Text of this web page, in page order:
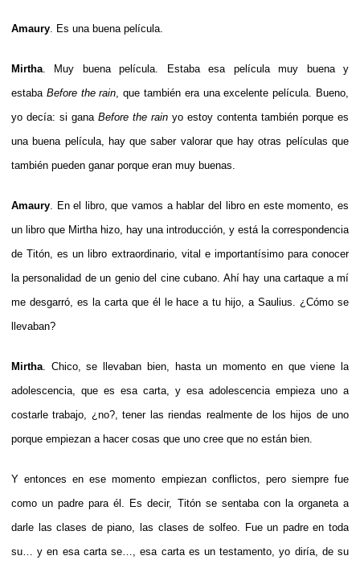
Amaury . Es una buena película.
Mirtha . Muy buena película. Estaba esa película muy buena y
estaba Before the rain , que también era una excelente película. Bueno,
yo decía: si gana Before the rain yo estoy contenta también porque es
una buena película, hay que saber valorar que hay otras películas que
también pueden ganar porque eran muy buenas.
Amaury . En el libro, que vamos a hablar del libro en este momento, es
un libro que Mirtha hizo, hay una introducción, y está la correspondencia
de Titón, es un libro extraordinario, vital e importantísimo para conocer
la personalidad de un genio del cine cubano. Ahí hay una cartaque a mí
me desgarró, es la carta que él le hace a tu hijo, a Saulius. ¿Cómo se
llevaban?
Mirtha . Chico, se llevaban bien, hasta un momento en que viene la
adolescencia, que es esa carta, y esa adolescencia empieza uno a
costarle trabajo, ¿no?, tener las riendas realmente de los hijos de uno
porque empiezan a hacer cosas que uno cree que no están bien.
Y entonces en ese momento empiezan conflictos, pero siempre fue
como un padre para él. Es decir, Titón se sentaba con la organeta a
darle las clases de piano, las clases de solfeo. Fue un padre en toda
su… y en esa carta se…, esa carta es un testamento, yo diría, de su